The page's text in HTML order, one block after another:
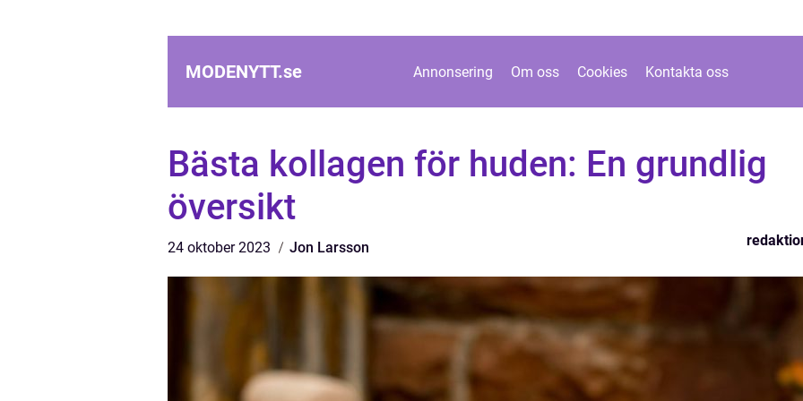
MODENYTT.se Annonsering Om oss Cookies Kontakta oss
Bästa kollagen för huden: En grundlig
översikt
24 oktober 2023 Jon Larsson